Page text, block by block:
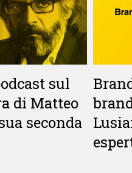
sul
di Matteo
seconda